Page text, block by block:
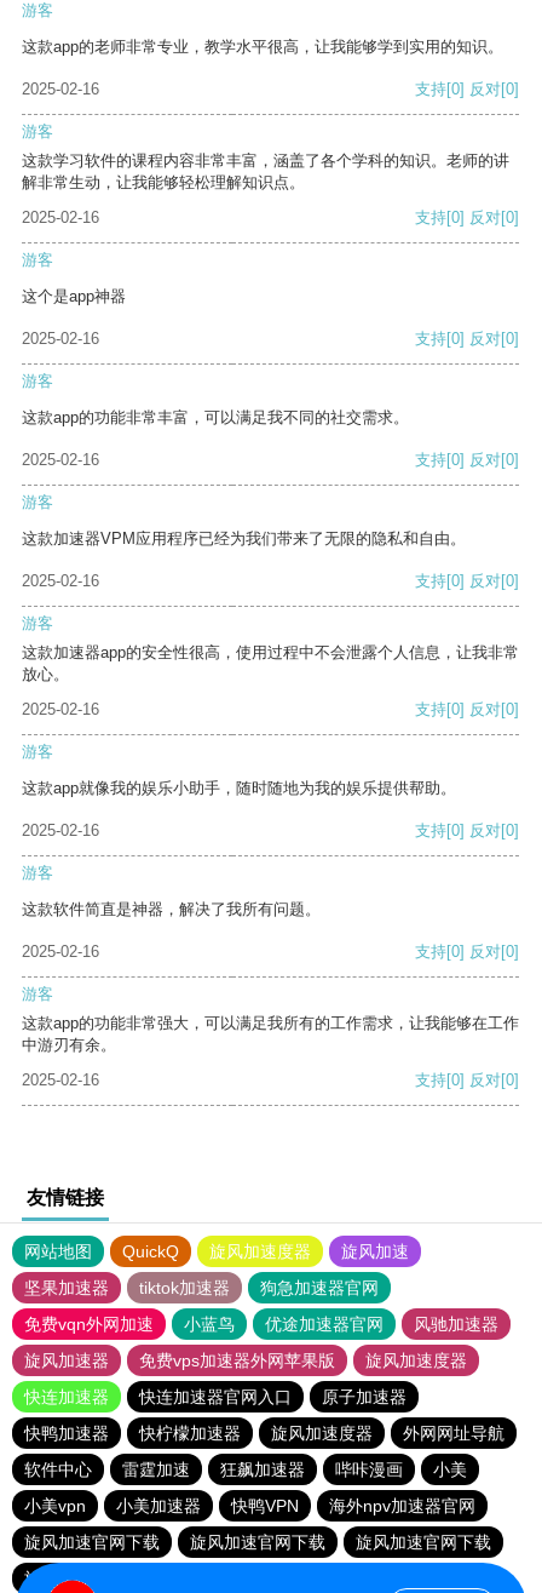
游客
这款app的老师非常专业，教学水平很高，让我能够学到实用的知识。
2025-02-16 支持[0] 反对[0]
游客
这款学习软件的课程内容非常丰富，涵盖了各个学科的知识。老师的讲
解非常生动，让我能够轻松理解知识点。
2025-02-16
支持[0] 反对[0]
游客
这个是app神器
2025-02-16 支持[0] 反对[0]
游客
这款app的功能非常丰富，可以满足我不同的社交需求。
2025-02-16 支持[0] 反对[0]
游客
这款加速器VPM应用程序已经为我们带来了无限的隐私和自由。
2025-02-16 支持[0] 反对[0]
游客
这款加速器app的安全性很高，使用过程中不会泄露个人信息，让我非常
放心。
2025-02-16
支持[0] 反对[0]
游客
这款app就像我的娱乐小助手，随时随地为我的娱乐提供帮助。
2025-02-16 支持[0] 反对[0]
游客
这款软件简直是神器，解决了我所有问题。
2025-02-16 支持[0] 反对[0]
游客
这款app的功能非常强大，可以满足我所有的工作需求，让我能够在工作
中游刃有余。
2025-02-16
支持[0] 反对[0]
友情链接
网站地图 QuickQ 旋风加速度器
旋风加速
坚果加速器
tiktok加速器
狗急加速器官网
免费vqn外网加速
小蓝鸟 优途加速器官网
风驰加速器
旋风加速器
免费vps加速器外网苹果版
旋风加速度器
快连加速器
快连加速器官网入口
原子加速器
快鸭加速器
快柠檬加速器 旋风加速度器
外网网址导航
软件中心
雷霆加速 狂飙加速器 哔咔漫画
小美
小美vpn
小美加速器 快鸭VPN
海外npv加速器官网
旋风加速官网下载
旋风加速官网下载
旋风加速官网下载
旋风加速官网下载